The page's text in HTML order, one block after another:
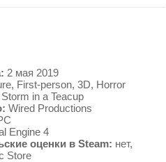
2 мая 2019
First-person, 3D, Horror
Storm in a Teacup
Wired Productions
Engine 4
оценки в Steam: нет,
Store